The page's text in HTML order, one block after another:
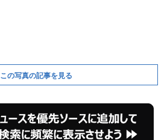
この写真の記事を見る